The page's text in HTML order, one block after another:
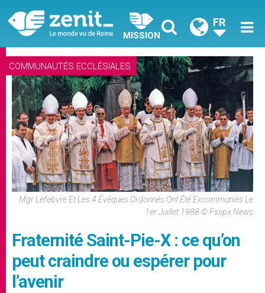
MISSION
FR
COMMUNAUTÉS ECCLÉSIALES
Mgr Lefebvre Et Les 4 Évêques Ordonnés Ont Été Excommuniés Le
1er Juillet 1988 © Fsspx.news
Fraternité Saint-Pie-X : ce qu’on
peut craindre ou espérer pour
l’avenir